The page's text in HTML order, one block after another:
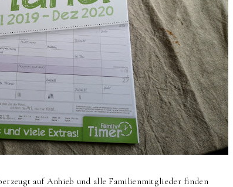
auf Anhieb und alle Familienmitglieder finden